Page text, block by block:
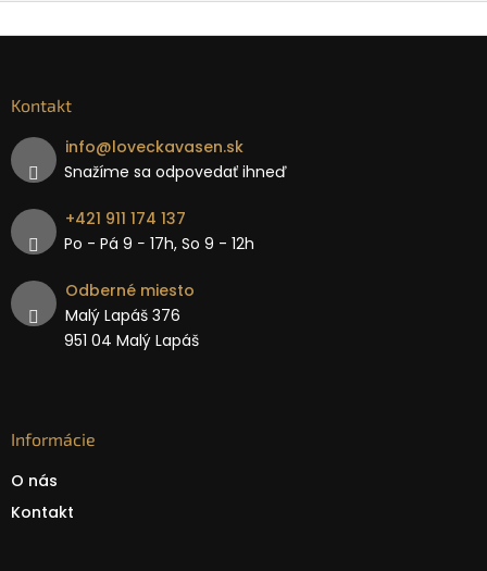
Kontakt
info@loveckavasen.sk
Snažíme sa odpovedať ihneď
+421 911 174 137
Po - Pá 9 − 17h, So 9 - 12h
Odberné miesto
Malý Lapáš 376
951 04 Malý Lapáš
Informácie
O nás
Kontakt